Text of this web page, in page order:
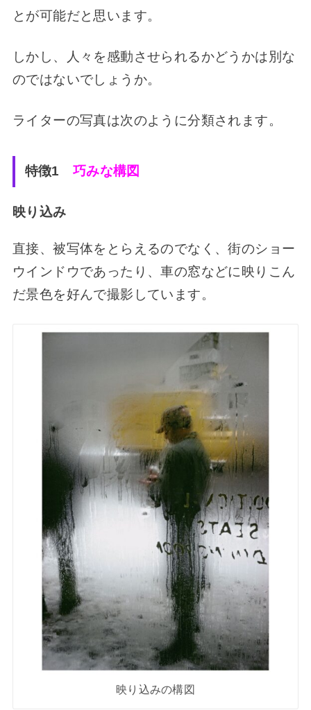
とが可能だと思います。
しかし、人々を感動させられるかどうかは別な
のではないでしょうか。
ライターの写真は次のように分類されます。
特徴1 巧みな構図
映り込み
直接、被写体をとらえるのでなく、街のショー
ウインドウであったり、車の窓などに映りこん
だ景色を好んで撮影しています。
映り込みの構図